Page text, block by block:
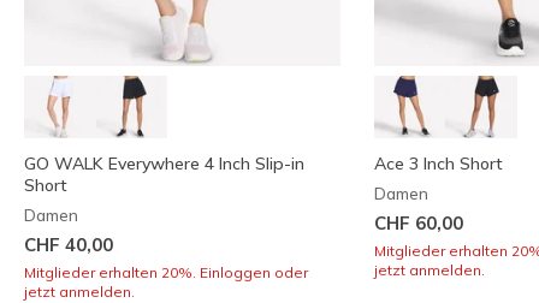
GO WALK Everywhere 4 Inch Slip-in
Short
Damen
CHF 40,00
Mitglieder erhalten 20%. Einloggen oder
jetzt anmelden.
Ace 3 Inch Short
Damen
CHF 60,00
Mitglieder erhalten
jetzt anmelden.